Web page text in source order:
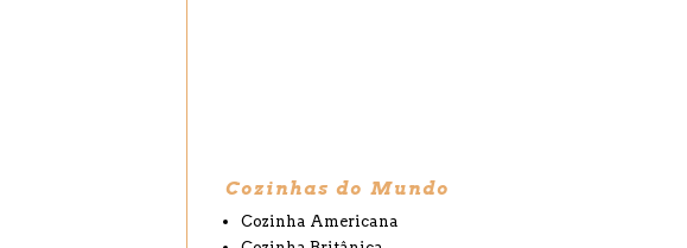
Cozinhas do Mundo
Cozinha Americana